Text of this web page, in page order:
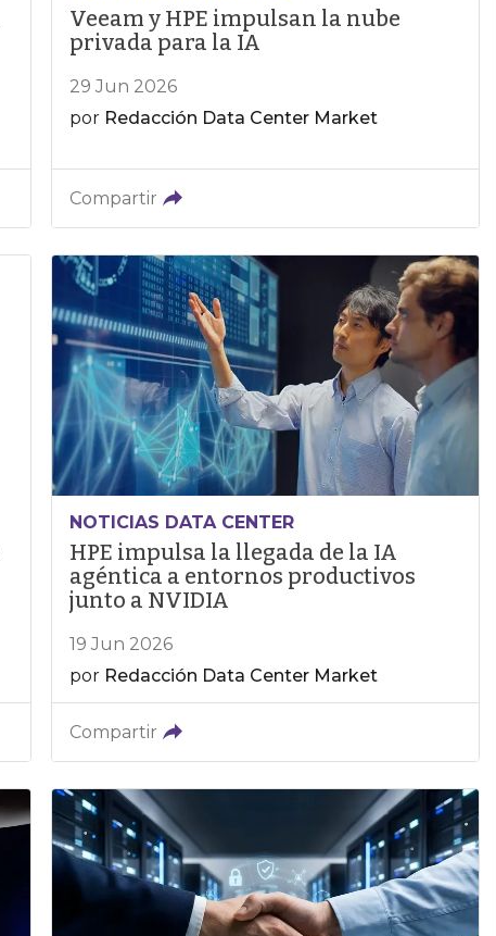
Veeam y HPE impulsan la nube
privada para la IA
29 Jun 2026
por Redacción Data Center Market
Compartir
NOTICIAS DATA CENTER
HPE impulsa la llegada de la IA
agéntica a entornos productivos
junto a NVIDIA
19 Jun 2026
por Redacción Data Center Market
Compartir